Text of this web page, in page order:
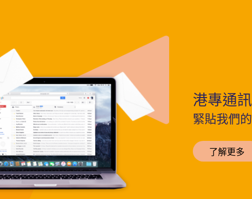
港專通訊
緊貼我們
了解更多